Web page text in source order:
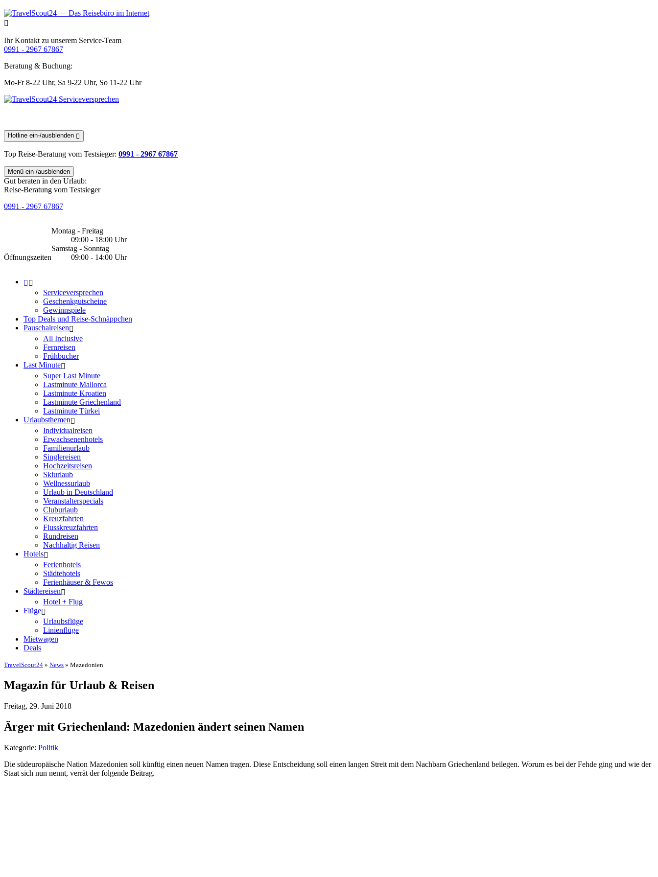
Ihr Kontakt zu unserem Service-Team
0991 - 2967 67867
Beratung & Buchung:
Mo-Fr 8-22 Uhr, Sa 9-22 Uhr, So 11-22 Uhr
Hotline ein-/ausblenden
Top Reise-Beratung vom Testsieger: 0991 - 2967 67867
Menü ein-/ausblenden
Gut beraten in den Urlaub:
Reise-Beratung vom Testsieger
0991 - 2967 67867
Öffnungszeiten
Montag - Freitag
09:00 - 18:00 Uhr
Samstag - Sonntag
09:00 - 14:00 Uhr
Serviceversprechen
Geschenkgutscheine
Gewinnspiele
Top Deals und Reise-Schnäppchen
Pauschalreisen
All Inclusive
Fernreisen
Frühbucher
Last Minute
Super Last Minute
Lastminute Mallorca
Lastminute Kroatien
Lastminute Griechenland
Lastminute Türkei
Urlaubsthemen
Individualreisen
Erwachsenenhotels
Familienurlaub
Singlereisen
Hochzeitsreisen
Skiurlaub
Wellnessurlaub
Urlaub in Deutschland
Veranstalterspecials
Cluburlaub
Kreuzfahrten
Flusskreuzfahrten
Rundreisen
Nachhaltig Reisen
Hotels
Ferienhotels
Städtehotels
Ferienhäuser & Fewos
Städtereisen
Hotel + Flug
Flüge
Urlaubsflüge
Linienflüge
Mietwagen
Deals
TravelScout24 » News » Mazedonien
Magazin für Urlaub & Reisen
Freitag, 29. Juni 2018
Ärger mit Griechenland: Mazedonien ändert seinen Namen
Kategorie: Politik
Die südeuropäische Nation Mazedonien soll künftig einen neuen Namen tragen. Diese Entscheidung soll einen langen Streit mit dem Nachbarn Griechenland beilegen. Worum es bei der Fehde ging und wie der
Staat sich nun nennt, verrät der folgende Beitrag.